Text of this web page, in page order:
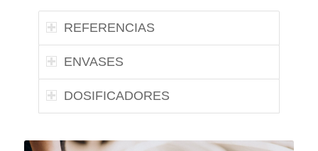
REFERENCIAS
ENVASES
DOSIFICADORES